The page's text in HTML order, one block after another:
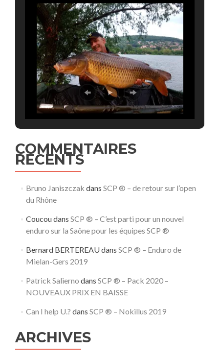
COMMENTAIRES
RECENTS
Bruno Janiszczak dans SCP ® – de retour sur l’open
du Rhône
Coucoudans SCP ® – C’est parti pour un nouvel
enduro sur la Saône pour les équipes SCP ®
Bernard BERTEREAUdans SCP ® – Enduro de
Mielan-Gers 2019
Patrick Salierno dans SCP ® – Pack 2020 –
NOUVEAUX PRIX EN BAISSE
Can I help U.? dans SCP ® – Nokillus 2019
ARCHIVES